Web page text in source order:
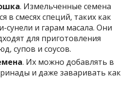
. Измельченные семена
в смесях специй, таких как
сунели и гарам масала. Они
для приготовления
супов и соусов.
. Их можно добавлять в
и даже заваривать как